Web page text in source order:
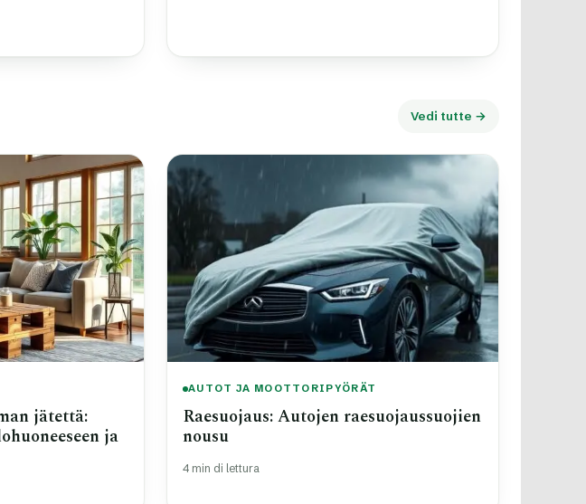
Vedi tutte →
jätettä:
ja
AUTOT JA MOOTTORIPYÖRÄT
Raesuojaus: Autojen raesuojaussuojien
nousu
4 min di lettura